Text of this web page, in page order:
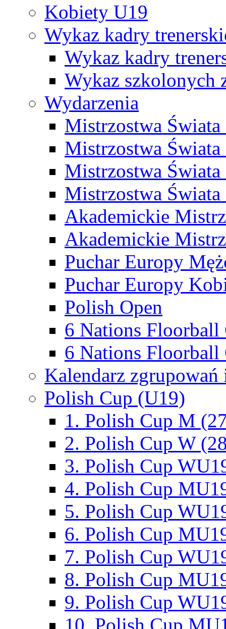
Kobiety U19
Wykaz kadry
Wykaz kadry
Wykaz szkolonych
Wydarzenia
Mistrzostwa
Mistrzostwa
Mistrzostwa
Mistrzostwa
Akademickie
Akademickie
Puchar Europy
Puchar Europy
Polish Open
6 Nations Floorball
6 Nations Floorball
Kalendarz
Polish Cup (U19)
1. Polish Cup M
2. Polish Cup W
3. Polish Cup
4. Polish Cup
5. Polish Cup
6. Polish Cup
7. Polish Cup
8. Polish Cup
9. Polish Cup
10. Polish Cup